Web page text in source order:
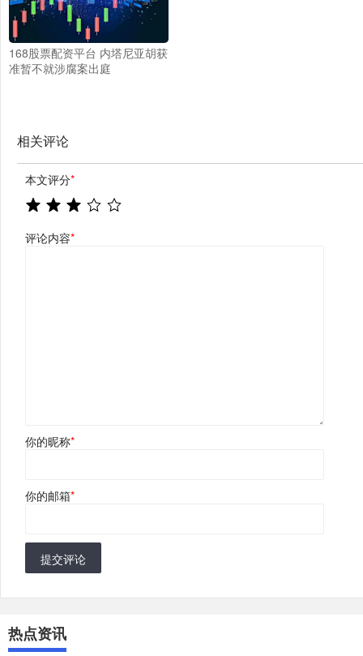
168股票配资平台 内塔尼亚胡获
准暂不就涉腐案出庭
相关评论
本文评分*
评论内容*
你的昵称*
你的邮箱*
提交评论
热点资讯